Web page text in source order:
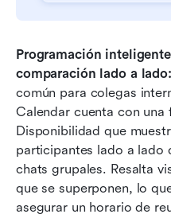
Programación
comparación lado a lado:
común para colegas
Calendar cuenta con una
Disponibilidad que
participantes lado a lado
chats grupales. Resalta
que se superponen, lo
asegurar un horario de